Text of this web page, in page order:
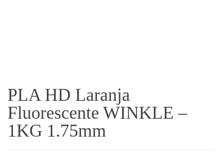
PLA HD Laranja
Fluorescente WINKLE –
1KG 1.75mm